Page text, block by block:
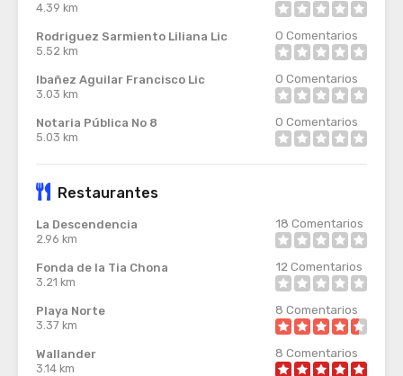
4.39 km
Rodriguez Sarmiento Liliana Lic
5.52 km
0 Comentarios
Ibañez Aguilar Francisco Lic
3.03 km
0 Comentarios
Notaria Pública No 8
5.03 km
0 Comentarios
Restaurantes
La Descendencia
2.96 km
18 Comentarios
Fonda de la Tia Chona
3.21 km
12 Comentarios
Playa Norte
3.37 km
8 Comentarios
Wallander
3.14 km
8 Comentarios